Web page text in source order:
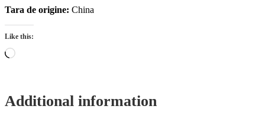
Tara de origine: China
Like this:
Loading…
Additional information